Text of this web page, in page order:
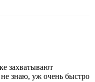
захватывают
знаю, уж очень быстро